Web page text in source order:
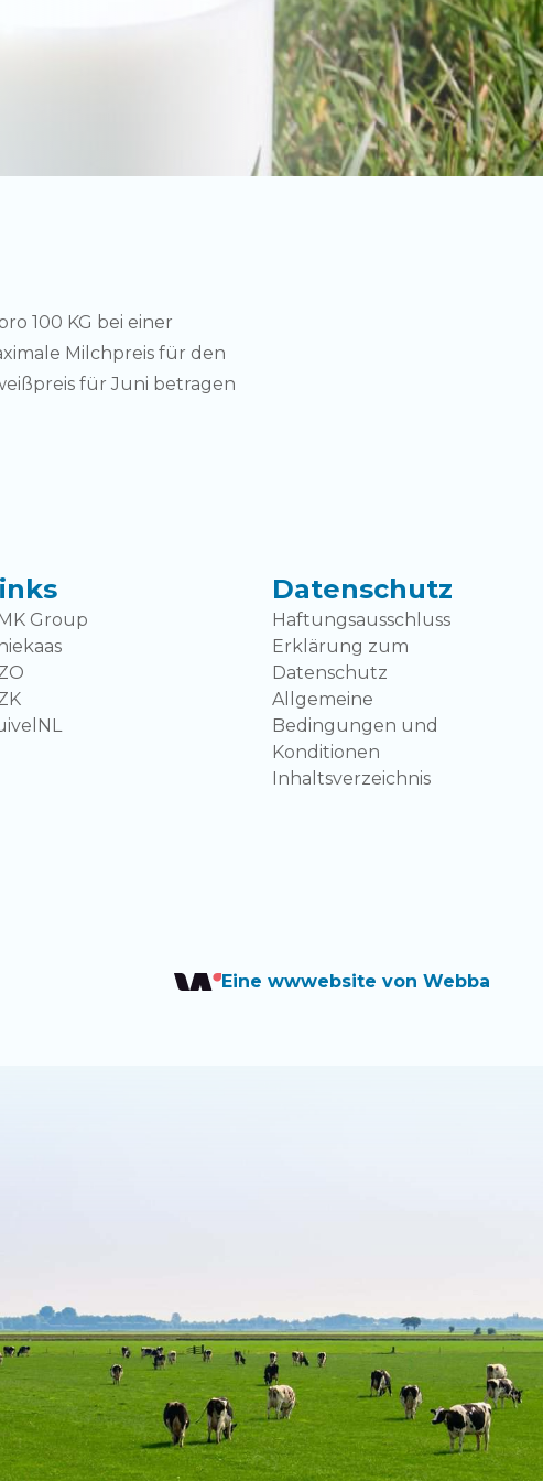
100 KG bei einer
Milchpreis für den
für Juni betragen
Group
Datenschutz
Haftungsausschluss
Erklärung zum
Datenschutz
Allgemeine
Bedingungen und
Konditionen
Inhaltsverzeichnis
Eine wwwebsite von Webba